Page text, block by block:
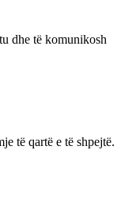
dhe të komunikosh
të qartë e të shpejtë.